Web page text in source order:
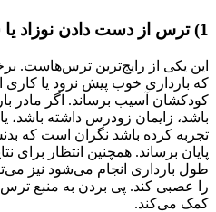
1) ترس از دست دادن نوزاد یا سالم نبودن نوزاد
این یکی از رایج‌ترین ترس‌هاست.
که بارداری خوب پیش نرود یا کاری
کودکشان آسیب برساند. اگر مادر
باشد، زایمان زودرس داشته باشد،
تجربه کرده باشد نگران است که
پایان برساند. همچنین انتظار برای
طول بارداری انجام می‌شود نیز
را عصبی کند. پی بردن به منبع ترس
کمک می‌کند.